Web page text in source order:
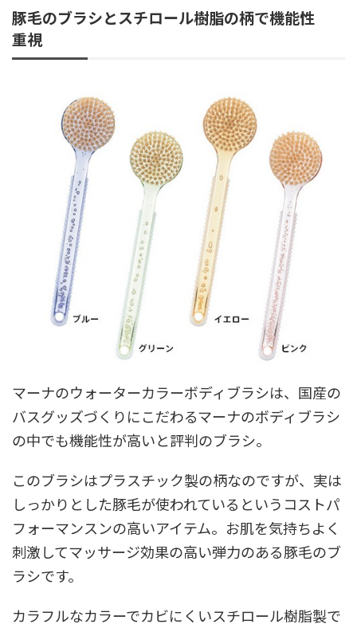
豚毛のブラシとスチロール樹脂の柄で機能性
重視
マーナのウォーターカラーボディブラシは、国産の
バスグッズづくりにこだわるマーナのボディブラシ
の中でも機能性が高いと評判のブラシ。
このブラシはプラスチック製の柄なのですが、実は
しっかりとした豚毛が使われているというコストパ
フォーマンスンの高いアイテム。お肌を気持ちよく
刺激してマッサージ効果の高い弾力のある豚毛のブ
ラシです。
カラフルなカラーでカビにくいスチロール樹脂製で